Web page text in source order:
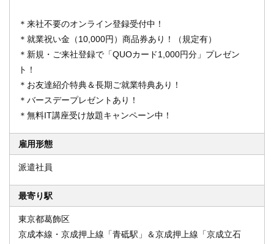
＊来社不要のオンライン登録受付中！
＊就業祝い金（10,000円）商品券あり！（規定有）
＊新規・ご来社登録で「QUOカード1,000円分」プレゼン
ト！
＊お友達紹介特典＆長期ご就業特典あり！
＊バースデープレゼントあり！
＊無料IT講座受け放題キャンペーン中！
雇用形態
派遣社員
最寄り駅
東京都葛飾区
京成本線・京成押上線「青砥駅」＆京成押上線「京成立石